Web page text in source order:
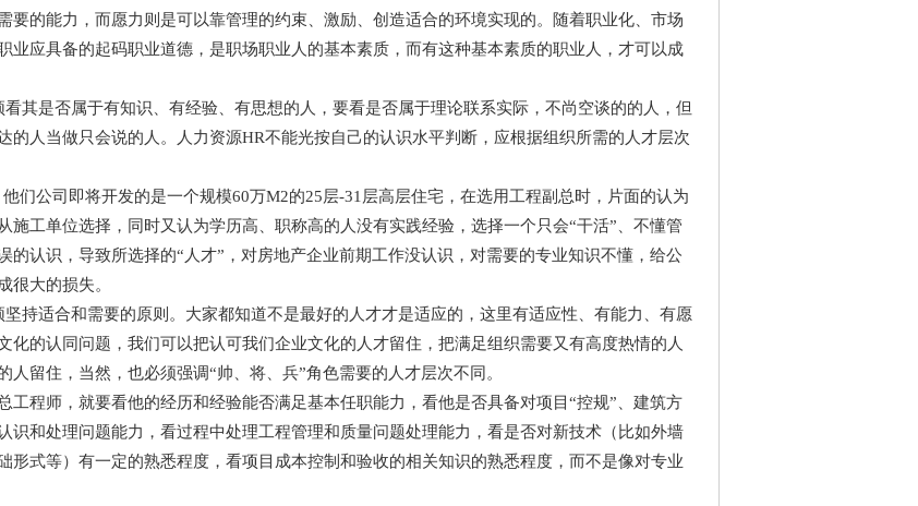
要的能力，而愿力则是可以靠管理的约束、激励、创造适合的环境实现的。随着职业化、市场
业应具备的起码职业道德，是职场职业人的基本素质，而有这种基本素质的职业人，才可以成
是否属于有知识、有经验、有思想的人，要看是否属于理论联系实际，不尚空谈的的人，但
的人当做只会说的人。人力资源HR不能光按自己的认识水平判断，应根据组织所需的人才层次
公司即将开发的是一个规模60万M2的25层-31层高层住宅，在选用工程副总时，片面的认为
施工单位选择，同时又认为学历高、职称高的人没有实践经验，选择一个只会“干活”、不懂管
的认识，导致所选择的“人才”，对房地产企业前期工作没认识，对需要的专业知识不懂，给公
很大的损失。
适合和需要的原则。大家都知道不是最好的人才才是适应的，这里有适应性、有能力、有愿
化的认同问题，我们可以把认可我们企业文化的人才留住，把满足组织需要又有高度热情的人
人留住，当然，也必须强调“帅、将、兵”角色需要的人才层次不同。
程师，就要看他的经历和经验能否满足基本任职能力，看他是否具备对项目“控规”、建筑方
识和处理问题能力，看过程中处理工程管理和质量问题处理能力，看是否对新技术（比如外墙
形式等）有一定的熟悉程度，看项目成本控制和验收的相关知识的熟悉程度，而不是像对专业